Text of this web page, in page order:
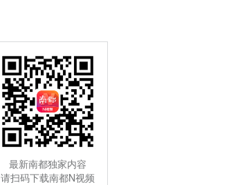
最新南都独家内容
请扫码下载南都N视频